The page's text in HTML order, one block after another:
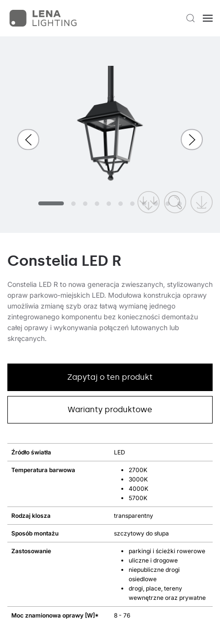
Constelia LED R
Constelia LED R to nowa generacja zwieszanych, stylizowanych
opraw parkowo-miejskich LED. Modułowa konstrukcja oprawy
umożliwia zmianę szyb oraz łatwą wymianę jednego
zintegrowanego komponentu bez konieczności demontażu
całej oprawy i wykonywania połączeń lutowanych lub
skręcanych.
Zapytaj o ten produkt
Warianty produktowe
Źródło światła LED
Temperatura barwowa
2700K
3000K
4000K
5700K
Rodzaj klosza transparentny
Sposób montażu szczytowy do słupa
Zastosowanie
parkingi i ścieżki rowerowe
uliczne i drogowe
niepubliczne drogi
osiedlowe
drogi, place, tereny
wewnętrzne oraz prywatne
Moc znamionowa oprawy [W]* 8 - 76